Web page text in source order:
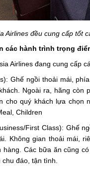
Airlines đều cung cấp tốt
các hành trình trọng
Airlines đang cung cấp
Ghế ngồi thoải mái,
Ngoài ra, hãng còn
cho quý khách lựa chọn
Children
First Class): Ghế
Không gian thoải mái,
Các bữa ăn cũng
đáo, tận tình.